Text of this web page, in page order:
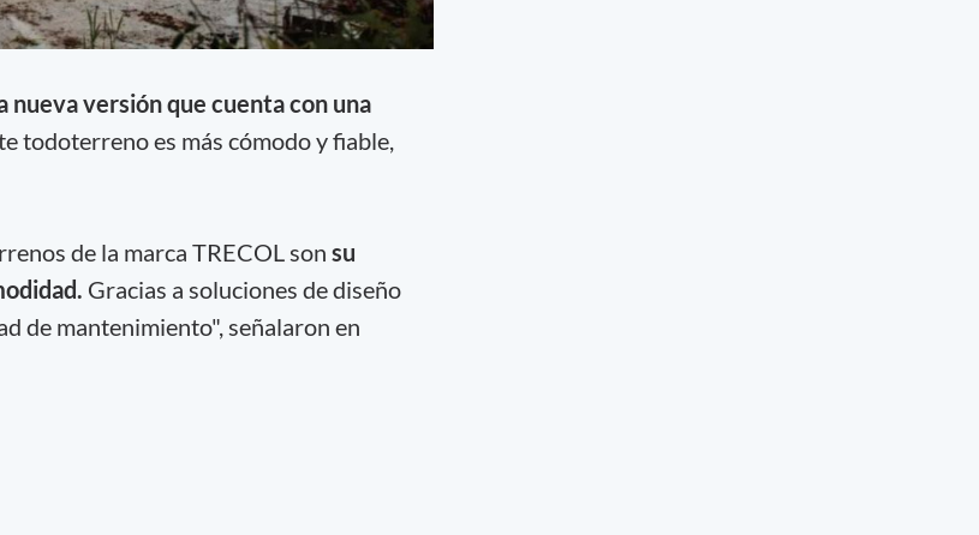
nueva versión que cuenta con una
todoterreno es más cómodo y fiable,
de la marca TRECOL son su
Gracias a soluciones de diseño
de mantenimiento", señalaron en